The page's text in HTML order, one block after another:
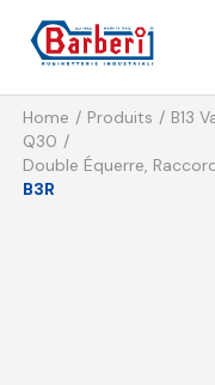
Home Produits
B13
Q30
Double Équerre,
B3R